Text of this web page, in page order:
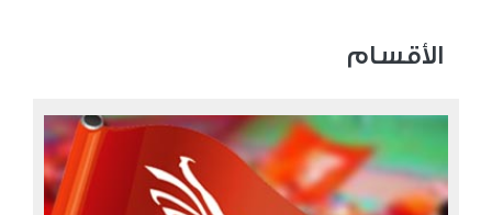
الأقسام